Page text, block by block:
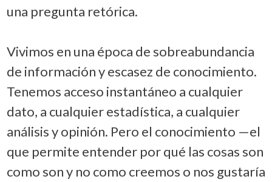
una pregunta retórica.
Vivimos en una época de sobreabundancia
de información y escasez de conocimiento.
Tenemos acceso instantáneo a cualquier
dato, a cualquier estadística, a cualquier
análisis y opinión. Pero el conocimiento —el
que permite entender por qué las cosas son
como son y no como creemos o nos gustaría